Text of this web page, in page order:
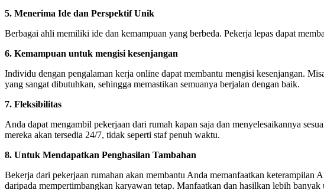
5. Menerima Ide dan Perspektif Unik
Berbagai ahli memiliki ide dan kemampuan yang berbeda. Pekerja lepas dapat
6. Kemampuan untuk mengisi kesenjangan
Individu dengan pengalaman kerja online dapat membantu mengisi kesenjangan.
yang sangat dibutuhkan, sehingga memastikan semuanya berjalan dengan baik.
7. Fleksibilitas
Anda dapat mengambil pekerjaan dari rumah kapan saja dan menyelesaikannya
mereka akan tersedia 24/7, tidak seperti staf penuh waktu.
8. Untuk Mendapatkan Penghasilan Tambahan
Bekerja dari pekerjaan rumahan akan membantu Anda memanfaatkan
daripada mempertimbangkan karyawan tetap. Manfaatkan dan hasilkan lebih banyak